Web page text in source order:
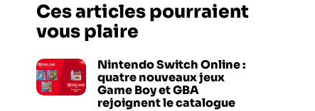
Ces articles pourraient
vous plaire
Nintendo Switch Online :
quatre nouveaux jeux
Game Boy et GBA
rejoignent le catalogue